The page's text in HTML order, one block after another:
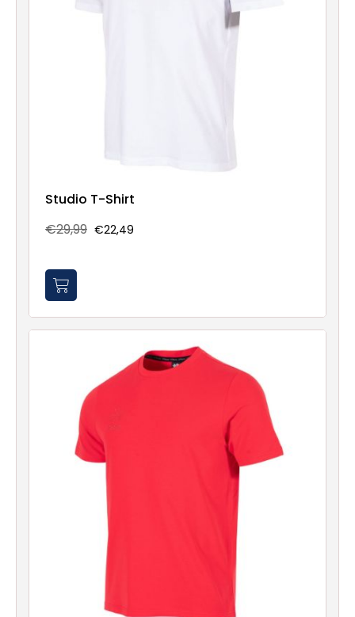
Studio T-Shirt
€29,99 €22,49